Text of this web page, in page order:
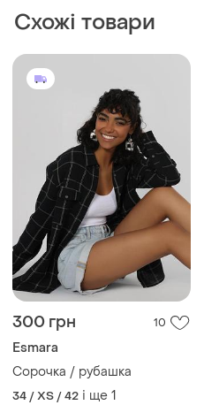
Схожі товари
300 грн 10
Esmara
Сорочка / рубашка
34 / XS / 42 і ще 1